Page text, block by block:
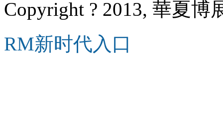
Copyright ? 2013, 華夏博
RM新时代入口